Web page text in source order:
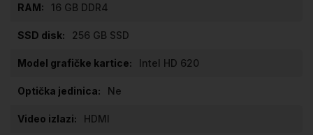
16 GB DDR4
256 GB SSD
Intel HD 620
Ne
HDMI